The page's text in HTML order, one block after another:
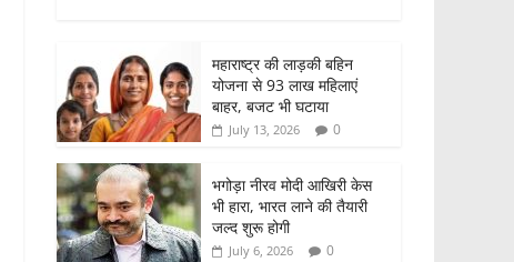
c
e
b
o
o
k
er s
A
p
p
ar
e
महाराष्ट्र की लाड़की बहिन
योजना से 93 लाख महिलाएं
बाहर, बजट भी घटाया
July 13, 2026 0
भगोड़ा नीरव मोदी आखिरी केस
भी हारा, भारत लाने की तैयारी
जल्द शुरू होगी
July 6, 2026 0